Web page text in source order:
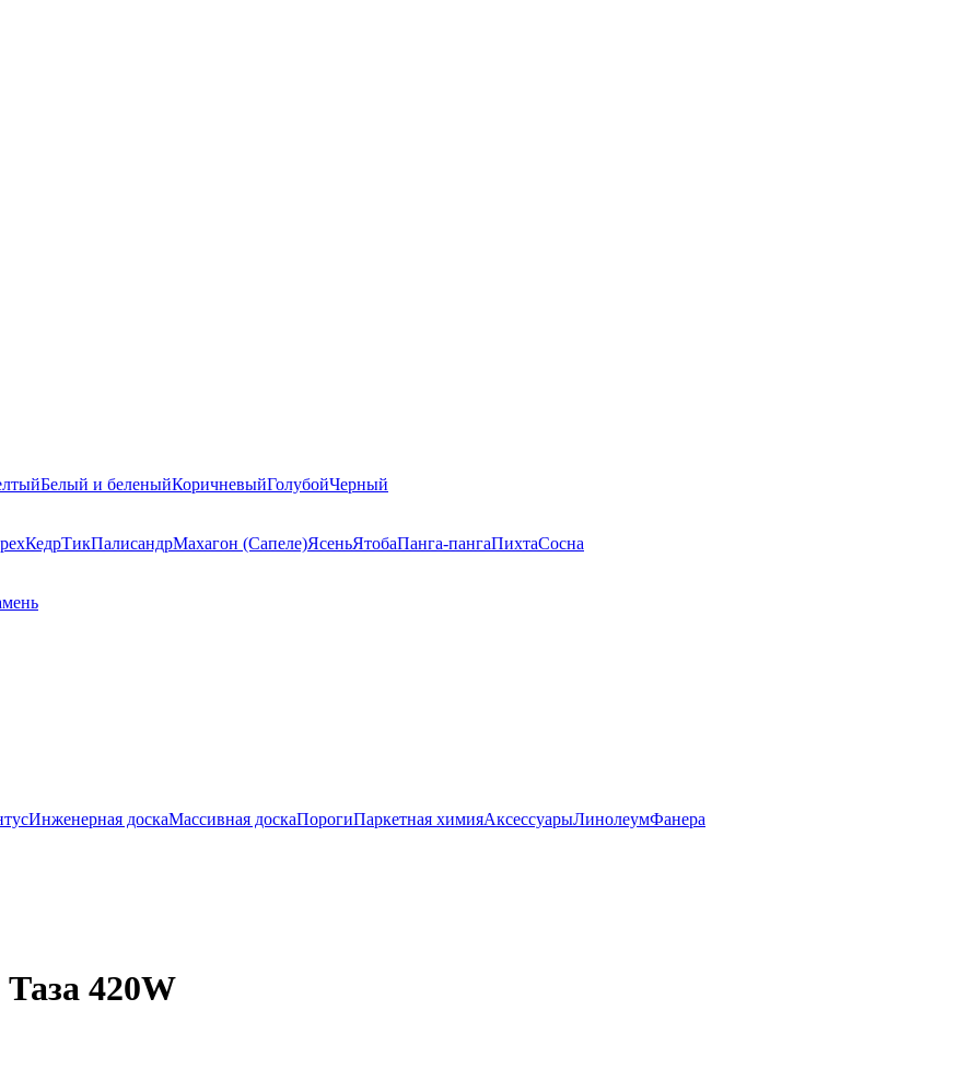
Белый и беленыйКоричневыйГолубойЧерный
КедрТикПалисандрМахагон (Сапеле)ЯсеньЯтобаПанга-пангаПихтаСосна
Инженерная доскаМассивная доскаПорогиПаркетная химияАксессуарыЛинолеумФанера
420W